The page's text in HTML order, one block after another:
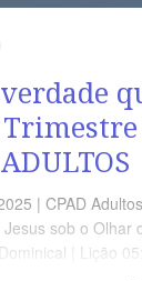
| CPAD
sob o Olhar
| Lição